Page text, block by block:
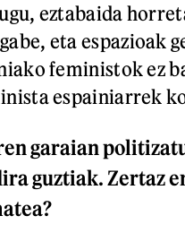
eztabaida
eta espazioak
feministok ez
espainiarrek
garaian
guztiak. Zertaz